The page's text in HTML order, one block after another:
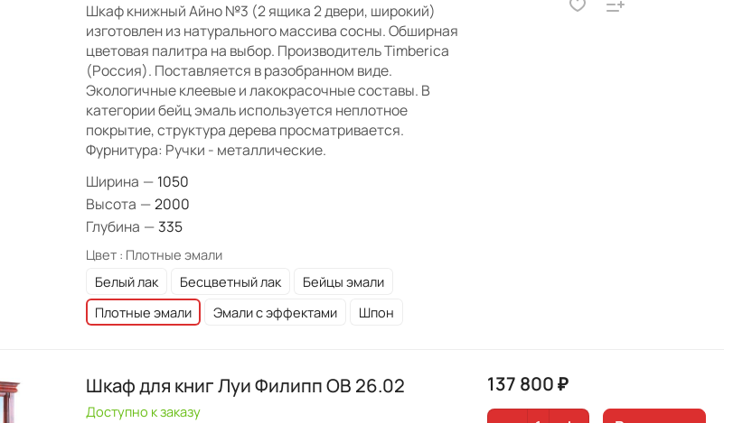
Шкаф книжный Айно №3 (2 ящика 2 двери, широкий)
изготовлен из натурального массива сосны. Обширная
цветовая палитра на выбор. Производитель Timberica
(Россия). Поставляется в разобранном виде.
Экологичные клеевые и лакокрасочные составы. В
категории бейц эмаль используется неплотное
покрытие, структура дерева просматривается.
Фурнитура: Ручки - металлические.
Ширина — 1050
Высота —2000
Глубина — 335
Цвет : Плотные эмали
Белый лак
Бесцветный лак
Бейцы эмали
Плотные эмали
Эмали с эффектами Шпон
Шкаф для книг Луи Филипп ОВ 26.02
Доступно к заказу
137 800 ₽